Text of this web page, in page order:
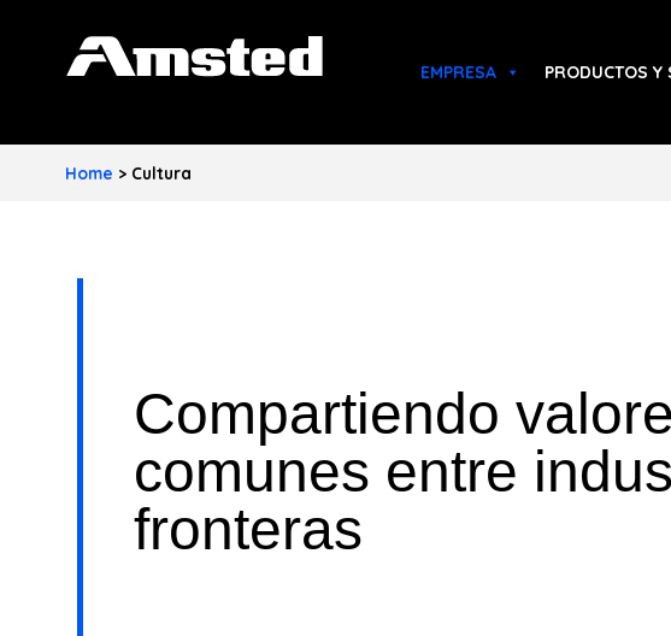
A
S
EMPRESA PRODUCTOS Y
Home > Cultura
Compartiendo
comunes entre
fronteras